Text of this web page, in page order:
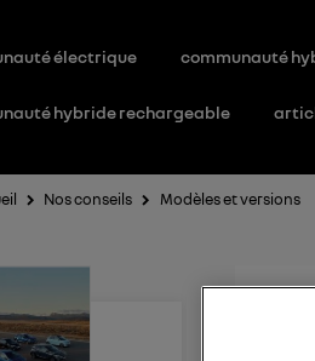
électrique communauté
hybride rechargeable
Nos conseils Modèles et versions